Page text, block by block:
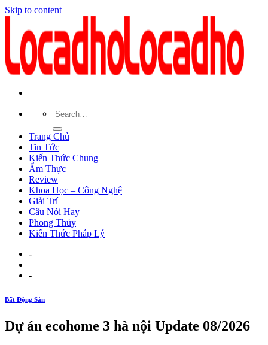
Skip to content
Trang Chủ
Tin Tức
Kiến Thức Chung
Ẩm Thực
Review
Khoa Học – Công Nghệ
Giải Trí
Câu Nói Hay
Phong Thủy
Kiến Thức Pháp Lý
-
-
Bất Động Sản
Dự án ecohome 3 hà nội Update 08/2026